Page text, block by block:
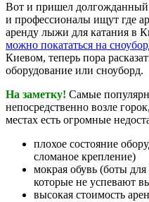
Вот и пришел долгожданный
и профессионалы ищут где
аренду лыжи для катания в
можно покататься на
Киевом, теперь пора
оборудование или сноуборд.
На заметку! Самые
непосредственно возле
местах есть огромные
плохое состояние
сломаное крепление)
мокрая обувь (боты
которые не успевают
высокая стоимость